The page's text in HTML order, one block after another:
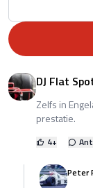
DJ Flat
Zelfs in
prestatie.
4+
Peter